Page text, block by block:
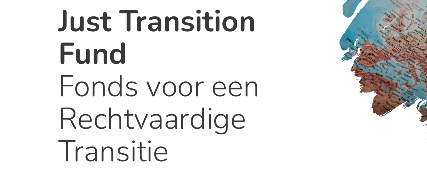
Just Transition
Fund
Fonds voor een
Rechtvaardige
Transitie